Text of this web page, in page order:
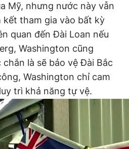
Mỹ, nhưng nước này vẫn
tham gia vào bất kỳ
quan đến Đài Loan nếu
Washington cũng
là sẽ bảo vệ Đài Bắc
Washington chỉ cam
trì khả năng tự vệ.